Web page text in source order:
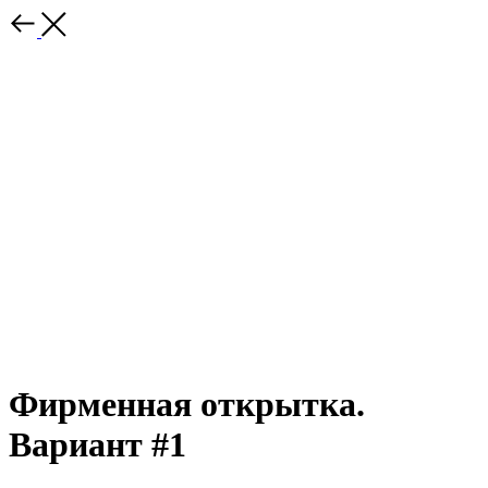
Фирменная открытка.
Вариант #1